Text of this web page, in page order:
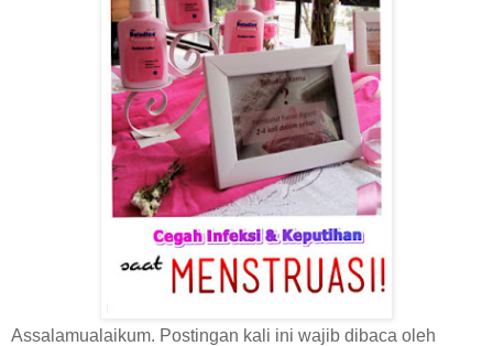
Assalamualaikum. Postingan kali ini wajib dibaca oleh